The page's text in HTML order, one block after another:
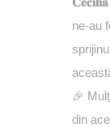
ne-au
🎉
din